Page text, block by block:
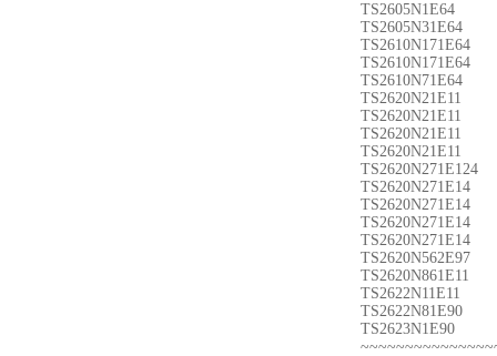
TS2605N1E64
TS2605N31E64
TS2610N171E64
TS2610N171E64
TS2610N71E64
TS2620N21E11
TS2620N21E11
TS2620N21E11
TS2620N21E11
TS2620N271E124
TS2620N271E14
TS2620N271E14
TS2620N271E14
TS2620N271E14
TS2620N562E97
TS2620N861E11
TS2622N11E11
TS2622N81E90
TS2623N1E90